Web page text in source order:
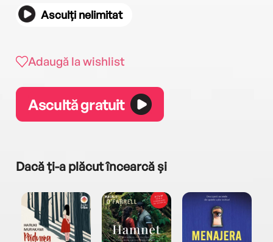
Asculți nelimitat
Adaugă la wishlist
Ascultă gratuit
Dacă ți-a plăcut încearcă și